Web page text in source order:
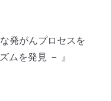
発がんプロセスを
ムを発見 － 』